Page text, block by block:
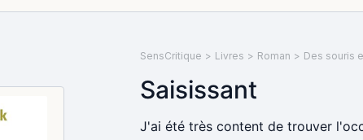
SensCritique > Livres > Roman > Des souris
Saisissant
J'ai été très content de trouver